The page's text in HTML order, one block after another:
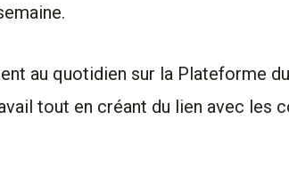
au quotidien sur la Plateforme
tout en créant du lien avec les